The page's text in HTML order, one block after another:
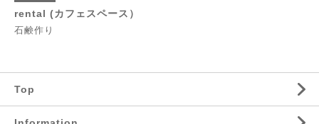
rental (カフェスペース）
石鹸作り
Top